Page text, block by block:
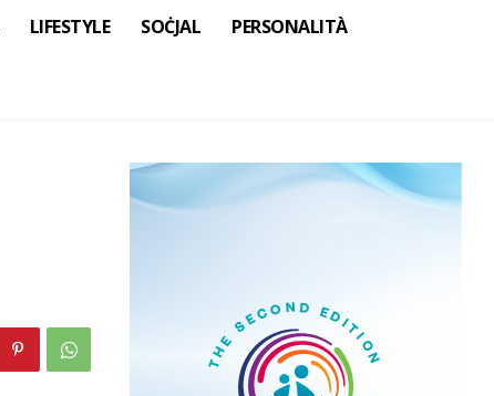
LIFESTYLE SOĊJAL PERSONALITÀ